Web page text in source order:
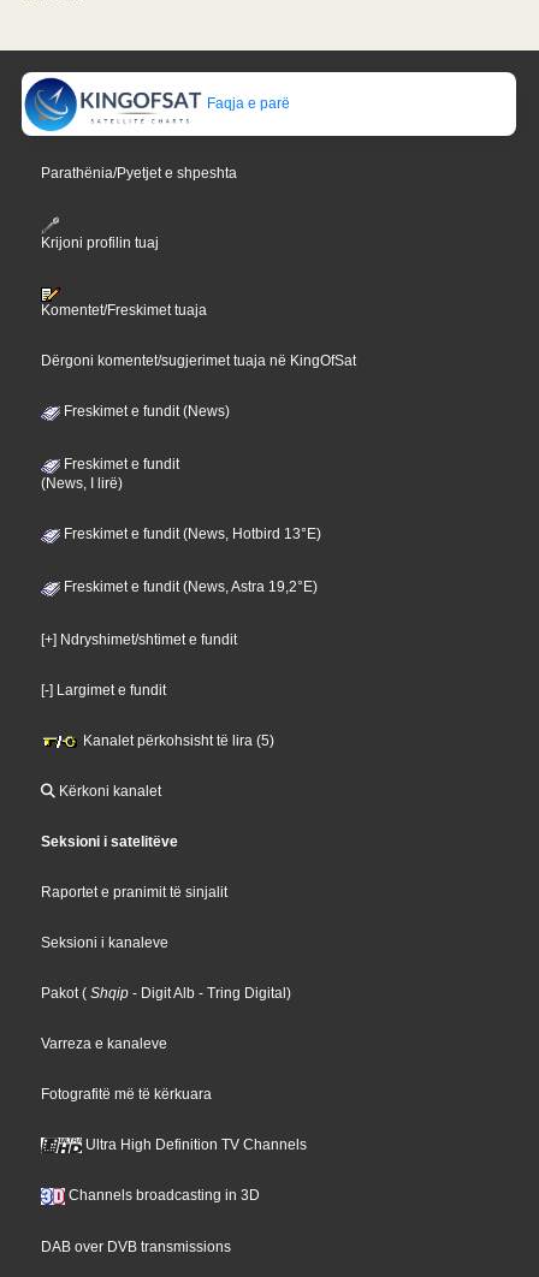
Faqja e parë
Parathënia/Pyetjet e shpeshta
Krijoni profilin tuaj
Komentet/Freskimet tuaja
Dërgoni komentet/sugjerimet tuaja në KingOfSat
Freskimet e fundit (News)
Freskimet e fundit
(News, I lirë)
Freskimet e fundit (News, Hotbird 13°E)
Freskimet e fundit (News, Astra 19,2°E)
[+] Ndryshimet/shtimet e fundit
[-] Largimet e fundit
Kanalet përkohsisht të lira (5)
Kërkoni kanalet
Seksioni i satelitëve
Raportet e pranimit të sinjalit
Seksioni i kanaleve
Pakot ( Shqip - Digit Alb - Tring Digital)
Varreza e kanaleve
Fotografitë më të kërkuara
Ultra High Definition TV Channels
Channels broadcasting in 3D
DAB over DVB transmissions